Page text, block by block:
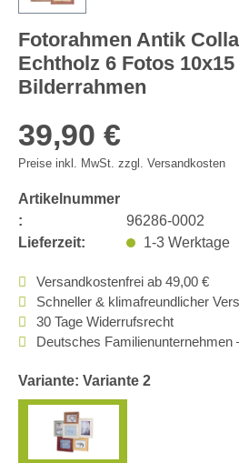
Fotorahmen Antik
Echtholz 6 Fotos
Bilderrahmen
39,90 €
Preise inkl. MwSt. zzgl. Versandkosten
Artikelnummer
:
96286-0002
Lieferzeit:
1-3 Werktage
Versandkostenfrei ab 49,00 €
Schneller & klimafreundlicher
30 Tage Widerrufsrecht
Deutsches
Variante: Variante 2